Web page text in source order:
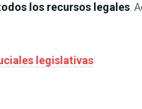
los recursos legales.
legislativas